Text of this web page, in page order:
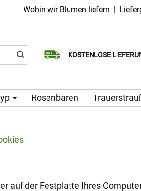
Wohin wir Blumen liefern |
KOSTENLOSE
Lieferung am selben
Wählen Sie Ihr
Rosenbären
auf der Festplatte Ihres